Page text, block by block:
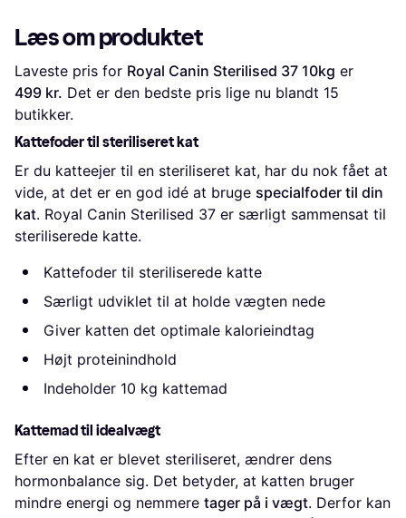
Læs om produktet
Laveste pris for Royal Canin Sterilised 37 10kg
499 kr. Det er den bedste pris lige nu blandt 15
butikker.
Kattefoder til steriliseret kat
Er du katteejer til en steriliseret kat, har du nok fået at
vide, at det er en god idé at bruge specialfoder til din
kat. Royal Canin Sterilised 37 er særligt sammensat til
steriliserede katte.
Kattefoder til steriliserede katte
Særligt udviklet til at holde vægten nede
Giver katten det optimale kalorieindtag
Højt proteinindhold
Indeholder 10 kg kattemad
Kattemad til idealvægt
Efter en kat er blevet steriliseret, ændrer dens
hormonbalance sig. Det betyder, at katten bruger
mindre energi og nemmere tager på i vægt. Derfor kan